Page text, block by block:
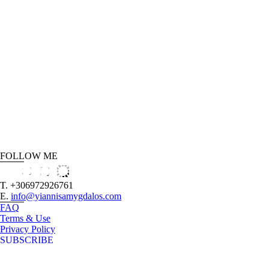
FOLLOW ME
T. +306972926761
E. info@yiannisamygdalos.com
FAQ
Terms & Use
Privacy Policy
SUBSCRIBE